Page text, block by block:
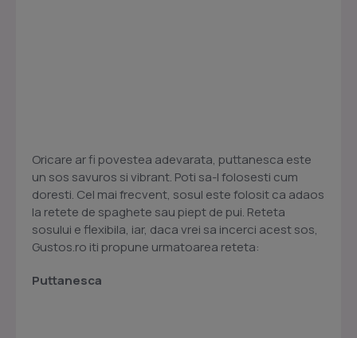
Oricare ar fi povestea adevarata, puttanesca este
un sos savuros si vibrant. Poti sa-l folosesti cum
doresti. Cel mai frecvent, sosul este folosit ca adaos
la retete de spaghete sau piept de pui. Reteta
sosului e flexibila, iar, daca vrei sa incerci acest sos,
Gustos.ro iti propune urmatoarea reteta:
Puttanesca